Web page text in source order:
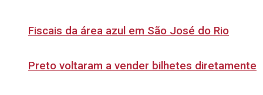
Fiscais da área azul em São José do Rio
Preto voltaram a vender bilhetes diretamente